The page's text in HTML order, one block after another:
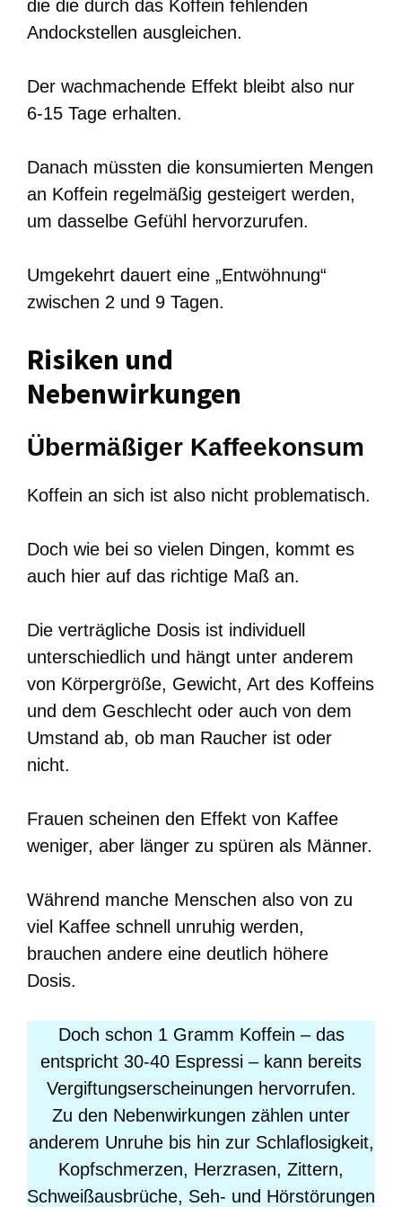
die die durch das Koffein fehlenden
Andockstellen ausgleichen.
Der wachmachende Effekt bleibt also nur
6-15 Tage erhalten.
Danach müssten die konsumierten Mengen
an Koffein regelmäßig gesteigert werden,
um dasselbe Gefühl hervorzurufen.
Umgekehrt dauert eine „Entwöhnung“
zwischen 2 und 9 Tagen.
Risiken und
Nebenwirkungen
Übermäßiger Kaffeekonsum
Koffein an sich ist also nicht problematisch.
Doch wie bei so vielen Dingen, kommt es
auch hier auf das richtige Maß an.
Die verträgliche Dosis ist individuell
unterschiedlich und hängt unter anderem
von Körpergröße, Gewicht, Art des Koffeins
und dem Geschlecht oder auch von dem
Umstand ab, ob man Raucher ist oder
nicht.
Frauen scheinen den Effekt von Kaffee
weniger, aber länger zu spüren als Männer.
Während manche Menschen also von zu
viel Kaffee schnell unruhig werden,
brauchen andere eine deutlich höhere
Dosis.
Doch schon 1 Gramm Koffein – das
entspricht 30-40 Espressi – kann bereits
Vergiftungserscheinungen hervorrufen.
Zu den Nebenwirkungen zählen unter
anderem Unruhe bis hin zur Schlaflosigkeit,
Kopfschmerzen, Herzrasen, Zittern,
Schweißausbrüche, Seh- und Hörstörungen